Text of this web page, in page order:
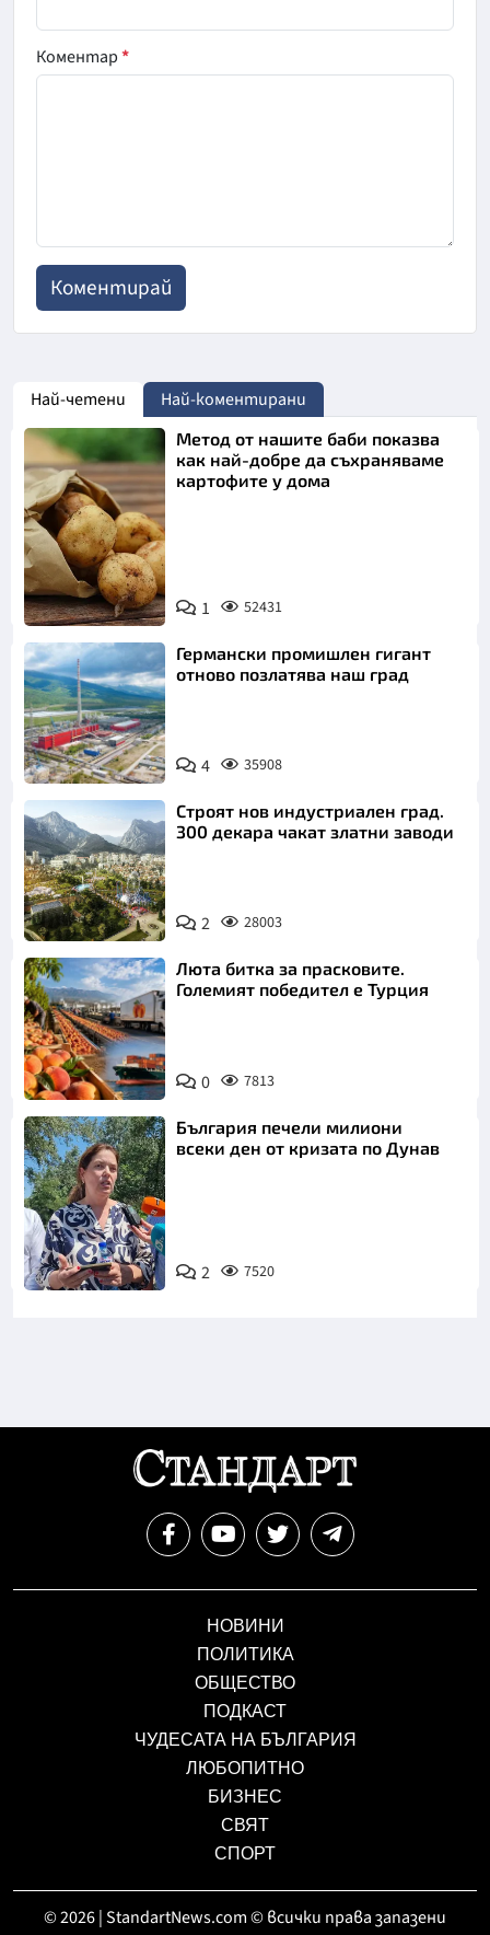
Коментар*
Най-четени Най-коментирани
Снимка:
Пиксабей
Метод от нашите баби показва
как най-добре да съхраняваме
картофите у дома
1 52431
Германски промишлен гигант
отново позлатява наш град
4 35908
Строят нов индустриален град.
300 декара чакат златни заводи
2 28003
Люта битка за прасковите.
Големият победител е Турция
0 7813
Снимка: БТА
България печели милиони
всеки ден от кризата по Дунав
2 7520
НОВИНИ
ПОЛИТИКА
ОБЩЕСТВО
ПОДКАСТ
ЧУДЕСАТА НА БЪЛГАРИЯ
ЛЮБОПИТНО
БИЗНЕС
СВЯТ
СПОРТ
© 2026 | StandartNews.com © всички права запазени